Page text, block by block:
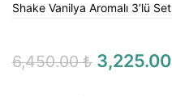
Shake Vanilya Aromalı 3’lü Set
6,450.00₺ 3,225.00